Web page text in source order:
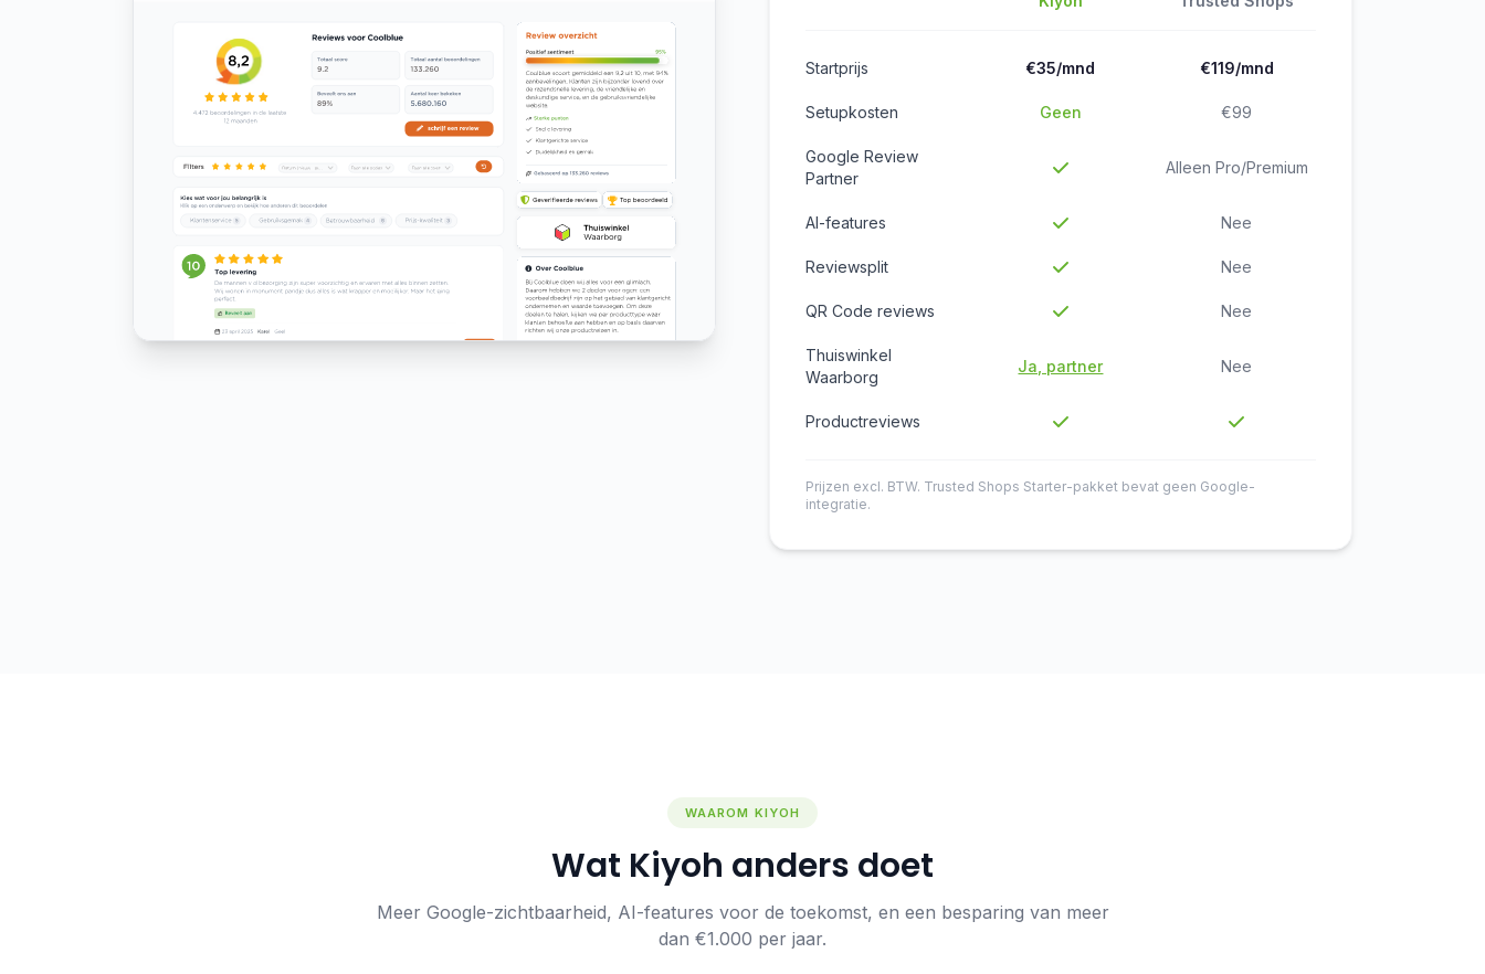
Startprijs €35/mnd €119/mnd
Setupkosten Geen €99
Google Review
Partner
Alleen Pro/Premium
AI-features Nee
Reviewsplit Nee
QR Code reviews Nee
Thuiswinkel
Waarborg
Ja, partner Nee
Productreviews
Prijzen excl. BTW. Trusted Shops Starter-pakket bevat geen Google-
integratie.
WAAROM KIYOH
Wat Kiyoh anders doet
Meer Google-zichtbaarheid, AI-features voor de toekomst, en een besparing van meer
dan €1.000 per jaar.